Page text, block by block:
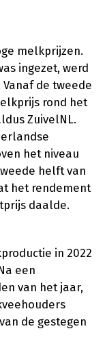
melkprijzen.
ingezet, werd
de tweede
rond het
ZuivelNL.
het niveau
helft van
het rendement
daalde.
in 2022
een
van het jaar,
de gestegen